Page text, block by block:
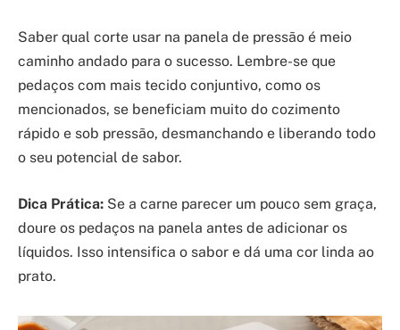
Saber qual corte usar na panela de pressão é meio
caminho andado para o sucesso. Lembre-se que
pedaços com mais tecido conjuntivo, como os
mencionados, se beneficiam muito do cozimento
rápido e sob pressão, desmanchando e liberando todo
o seu potencial de sabor.
Dica Prática: Se a carne parecer um pouco sem graça,
doure os pedaços na panela antes de adicionar os
líquidos. Isso intensifica o sabor e dá uma cor linda ao
prato.